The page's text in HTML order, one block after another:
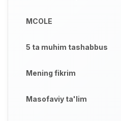
MCOLE
5 ta muhim tashabbus
Mening fikrim
Masofaviy ta'lim